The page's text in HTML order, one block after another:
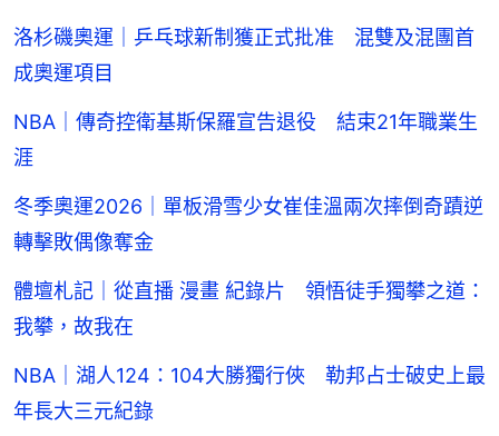
洛杉磯奧運｜乒乓球新制獲正式批准 混雙及混團首
成奧運項目
NBA｜傳奇控衛基斯保羅宣告退役 結束21年職業生
涯
冬季奧運2026｜單板滑雪少女崔佳溫兩次摔倒奇蹟逆
轉擊敗偶像奪金
體壇札記｜從直播 漫畫 紀錄片 領悟徒手獨攀之道：
我攀，故我在
NBA｜湖人124：104大勝獨行俠 勒邦占士破史上最
年長大三元紀錄